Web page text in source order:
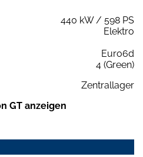
440 kW / 598 PS
Elektro
Euro6d
4 (Green)
Zentrallager
GT anzeigen